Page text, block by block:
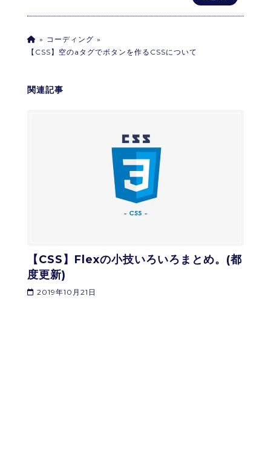
コーディング
【CSS】空のaタグでボタンを作るCSSについて
関連記事
【CSS】Flexの小技いろいろまとめ。(都
度更新)
2019年10月21日